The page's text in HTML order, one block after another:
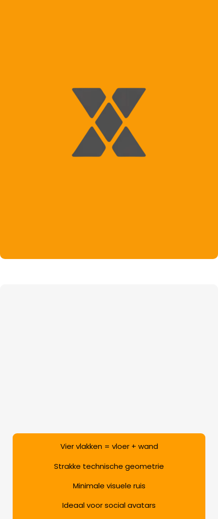
Vier vlakken = vloer + wand
Strakke technische geometrie
Minimale visuele ruis
Ideaal voor social avatars